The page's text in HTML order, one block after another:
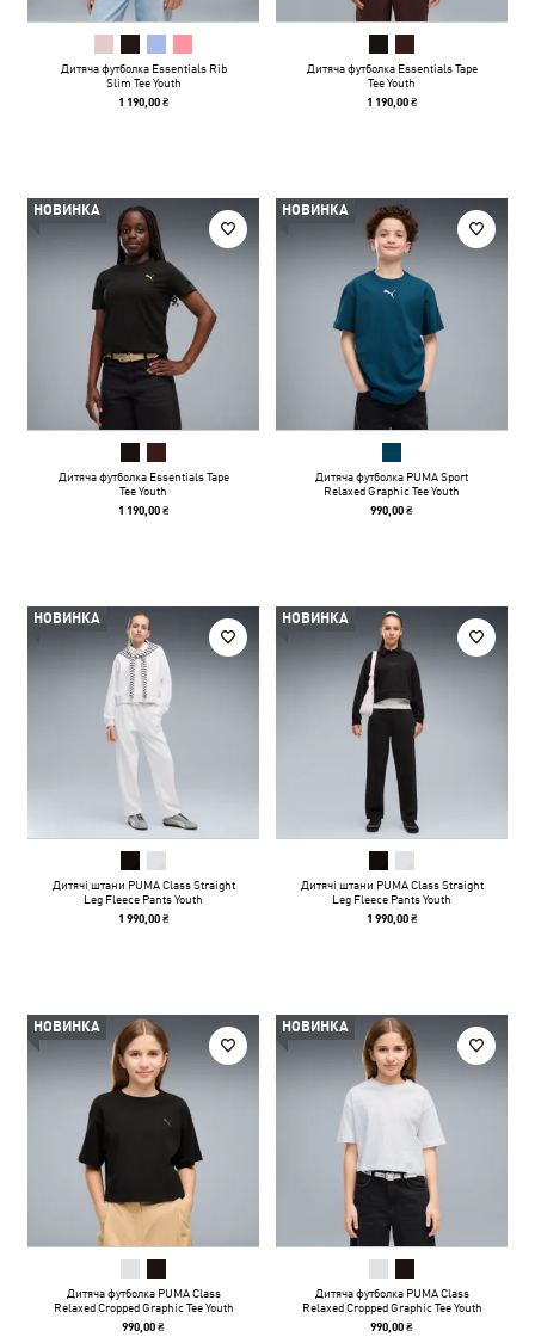
Дитяча футболка Essentials Rib
Slim Tee Youth
1 190,00 ₴
Дитяча футболка Essentials Tape
Tee Youth
1 190,00 ₴
НОВИНКА
Дитяча футболка Essentials Tape
Tee Youth
1 190,00 ₴
НОВИНКА
Дитяча футболка PUMA Sport
Relaxed Graphic Tee Youth
990,00 ₴
НОВИНКА
Дитячі штани PUMA Class Straight
Leg Fleece Pants Youth
1 990,00 ₴
НОВИНКА
Дитячі штани PUMA Class Straight
Leg Fleece Pants Youth
1 990,00 ₴
НОВИНКА
Дитяча футболка PUMA Class
Relaxed Cropped Graphic Tee Youth
990,00 ₴
НОВИНКА
Дитяча футболка PUMA Class
Relaxed Cropped Graphic Tee Youth
990,00 ₴